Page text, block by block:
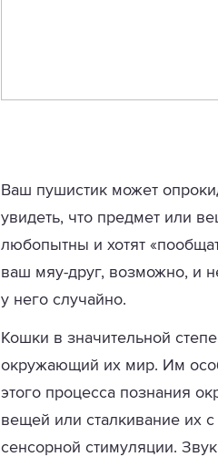
Ваш пушистик может
увидеть, что предмет или
любопытны и хотят
ваш мяу-друг, возможно, и
у него случайно.
Кошки в значительной
окружающий их мир. Им
этого процесса познания
вещей или сталкивание их с
сенсорной стимуляции.